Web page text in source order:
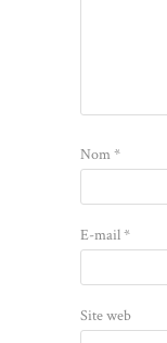
Nom*
E-mail*
Site web